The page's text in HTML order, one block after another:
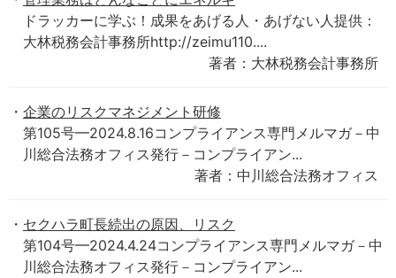
ドラッカーに学ぶ！成果をあげる人・あげない人提供：
大林税務会計事務所http://zeimu110....
著者：大林税務会計事務所
企業のリスクマネジメント研修
第105号━2024.8.16コンプライアンス専門メルマガ－中
川総合法務オフィス発行－コンプライアン...
著者：中川総合法務オフィス
セクハラ町長続出の原因、リスク
第104号━2024.4.24コンプライアンス専門メルマガ－中
川総合法務オフィス発行－コンプライアン...